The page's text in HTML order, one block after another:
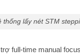
lấy nét STM
full-time manual